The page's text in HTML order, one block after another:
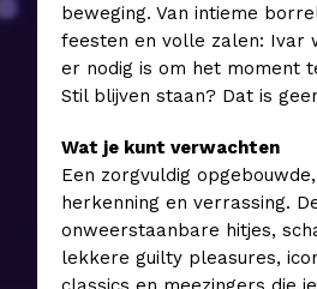
beweging. Van intieme
feesten en volle zalen: Ivar
er nodig is om het moment
Stil blijven staan? Dat is
Wat je kunt verwachten
Een zorgvuldig
herkenning en verrassing.
onweerstaanbare hitjes,
lekkere guilty pleasures,